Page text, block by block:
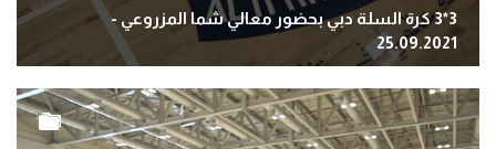
3*3 كرة السلة دبي بحضور معالي شما المزروعي -
25.09.2021